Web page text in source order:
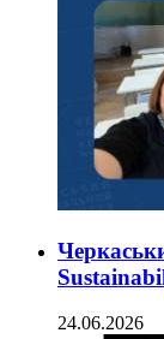
24.06.2026